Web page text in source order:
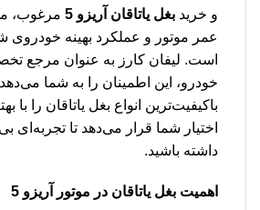
و خرید بغل یاتاقان آریزو 5
مرغوب،
عمر موتور و عملکرد بهینه خودروی
است. لیفان کارز به عنوان مرجع
خودرو، این اطمینان را به شما
باکیفیت‌ترین انواع بغل یاتاقان را با
اختیار شما قرار می‌دهد تا تجربه‌ای
داشته باشید.
اهمیت بغل یاتاقان در موتور آریزو 5